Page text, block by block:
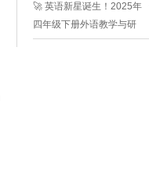
语能力的秘籍💡
🚀 英语新星诞生！2025年
三年级英语下册学习指南
📚🌍
四年级下册外语教学与研
究出版社？📚如何学好英